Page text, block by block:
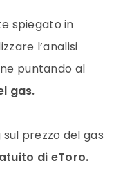
spiegato in
l’analisi
puntando al
gas.
prezzo del gas
di eToro.